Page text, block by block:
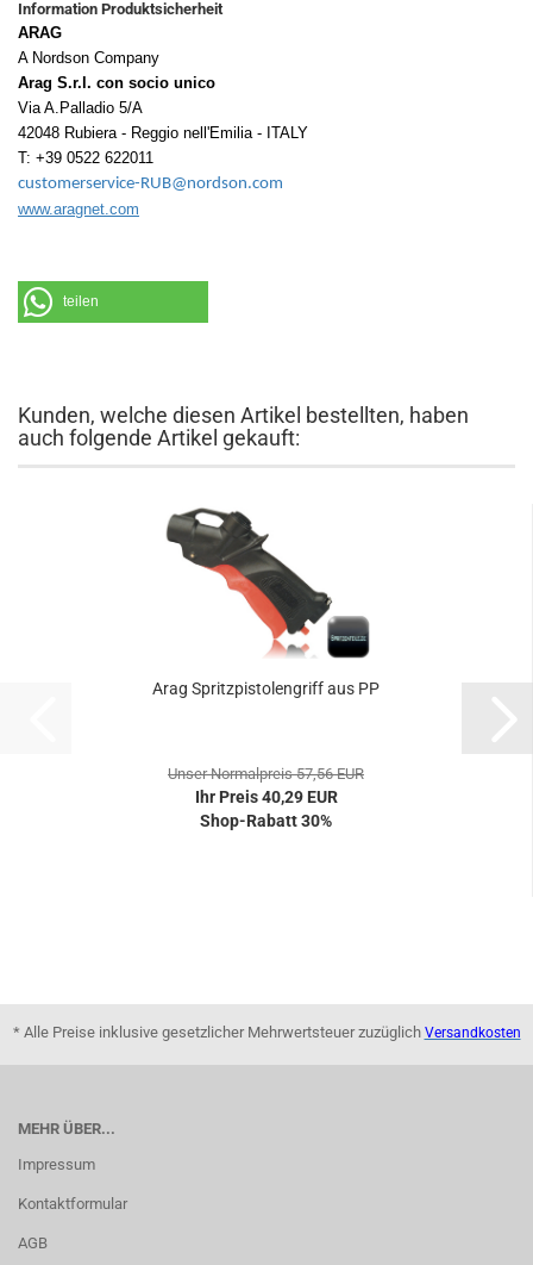
Information Produktsicherheit
ARAG
A Nordson Company
Arag S.r.l. con socio unico
Via A.Palladio 5/A
42048 Rubiera - Reggio nell'Emilia - ITALY
T: +39 0522 622011
customerservice-RUB@nordson.com
www.aragnet.com
teilen
Kunden, welche diesen Artikel bestellten, haben
auch folgende Artikel gekauft:
Arag Spritzpistolengriff aus PP
Unser Normalpreis 57,56 EUR
Ihr Preis 40,29 EUR
Shop-Rabatt 30%
* Alle Preise inklusive gesetzlicher Mehrwertsteuer zuzüglich Versandkosten
MEHR ÜBER...
Impressum
Kontaktformular
AGB